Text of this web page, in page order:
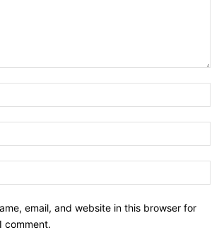
email, and website in this browser for
comment.